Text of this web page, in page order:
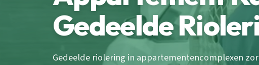
Gedeelde
Gedeelde riolering in appartementencomplexen